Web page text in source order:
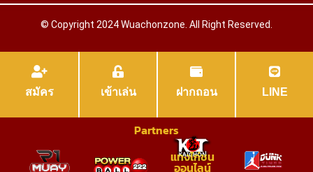
© Copyright 2024 Wuachonzone. All Right Reserved.
สมัคร เข้าเล่น ฝากถอน LINE
Partners
แทงไก่ชน
ออนไลน์